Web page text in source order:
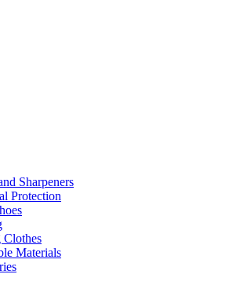
Sharpeners
Protection
Materials